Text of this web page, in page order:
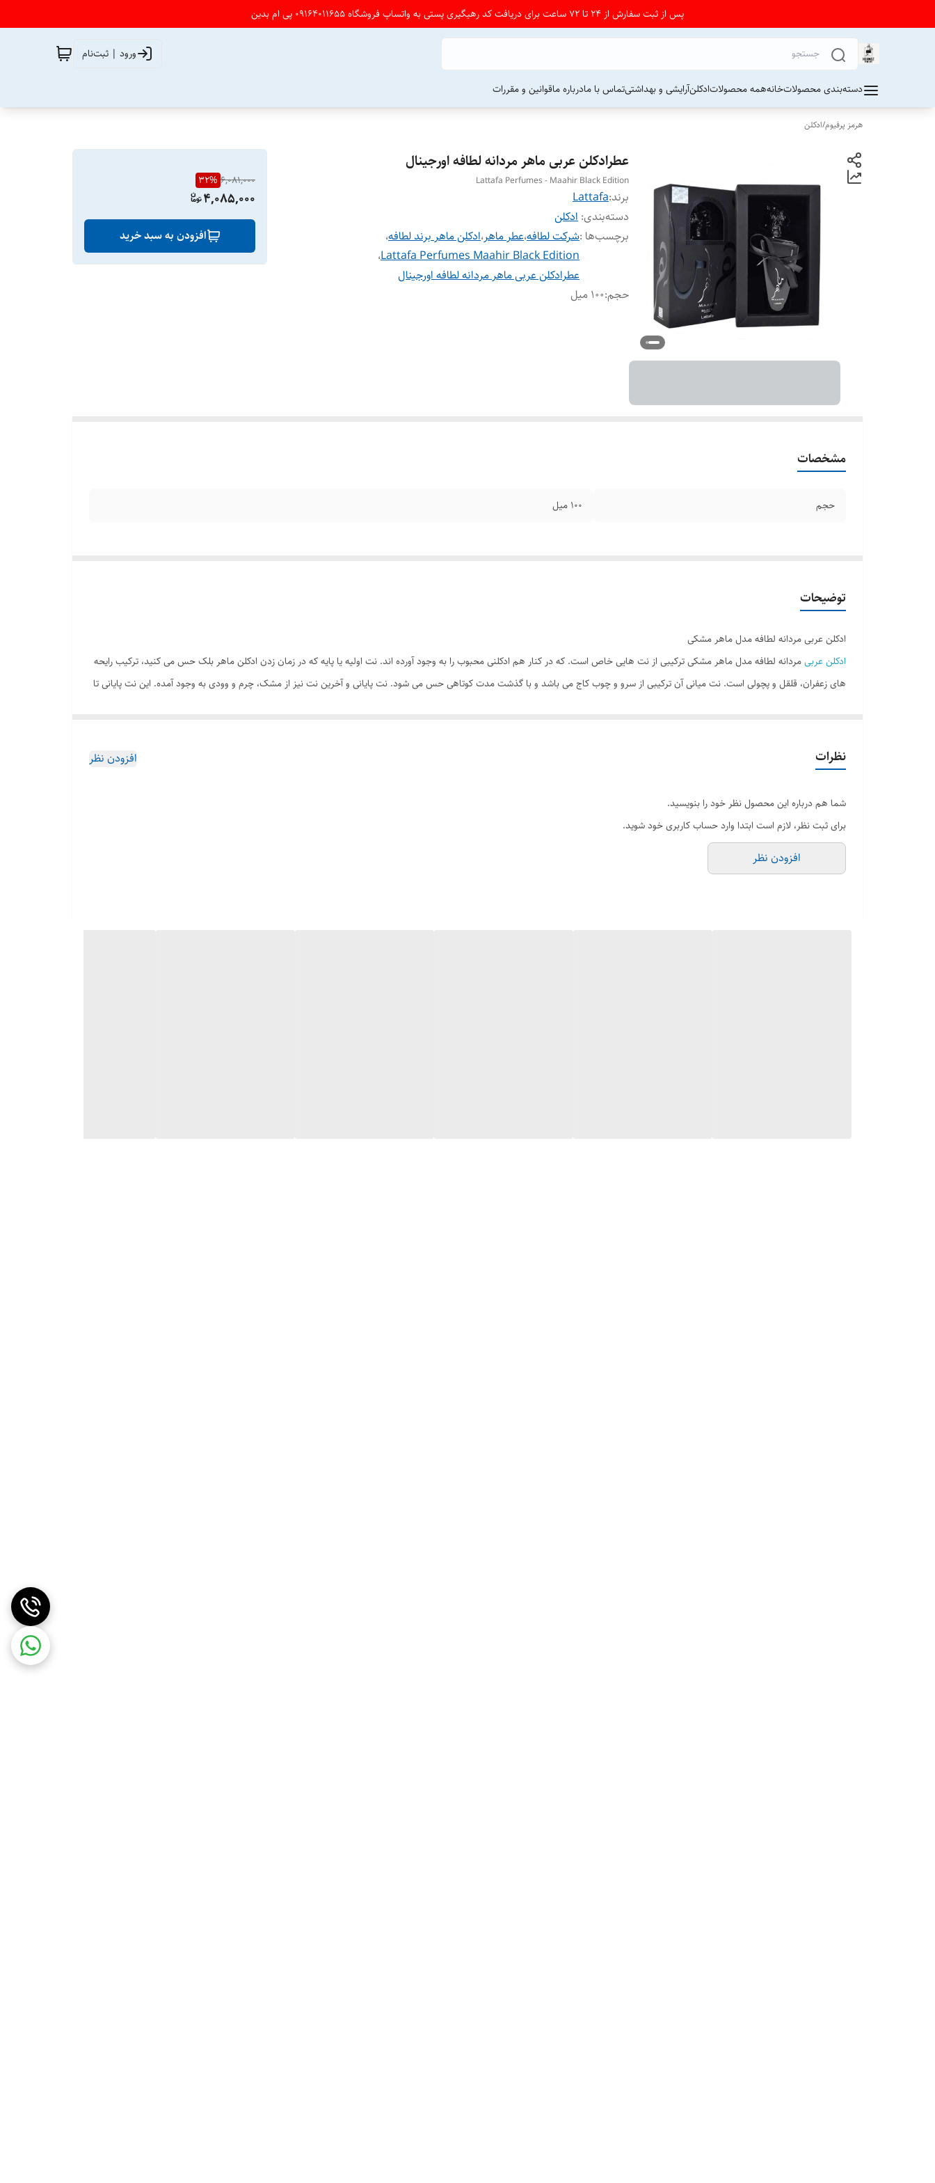
پس از ثبت سفارش از 24 تا 72 ساعت برای دریافت کد رهیگیری پستی به واتساپ فروشگاه 09164011655 پی ام بدین
ورود | ثبت‌نام
دسته‌بندی محصولاتخانههمه محصولاتادکلنآرایشی و بهداشتیتماس با مادرباره ماقوانین و مقررات
هرمز پرفیوم/ادکلن
عطرادکلن عربی ماهر مردانه لطافه اورجینال
Lattafa Perfumes - Maahir Black Edition
برند:Lattafa
دسته‌بندی: ادکلن
برچسب‌ها :شرکت لطافه،عطر ماهر،ادکلن ماهر برند لطافه،
Lattafa Perfumes Maahir Black Edition،
عطرادکلن عربی ماهر مردانه لطافه اورجینال
حجم:100 میل
6,081,000
32%
4,085,000
افزودن به سبد خرید
مشخصات
حجم 100 میل
توضیحات
ادکلن عربی مردانه لطافه مدل ماهر مشکی
ادکلن عربیمردانه لطافه مدل ماهر مشکی ترکیبی از نت هایی خاص است. که در کنار هم ادکلنی محبوب را به وجود آورده اند. نت اولیه یا پایه که در زمان زدن ادکلن ماهر بلک حس می کنید، ترکیب رایحه
های زعفران، قلقل و پچولی است. نت میانی آن ترکیبی از سرو و چوب کاج می باشد و با گذشت مدت کوتاهی حس می شود. نت پایانی و آخرین نت نیز از مشک، چرم و وودی به وجود آمده. این نت پایانی تا
ادکلن ماهر مردانه مشکی ادکلنی گرم و تلخ است که پراکندگی و موندگاری بمبی را دارد. ادکلن ماهر بلک لطافه ادکلنی فوق العاده خاص ، شیک و مناسب برای جلسات و مهمانی های خاص ، ادکلن ماهر یکی
از بهترین ادکلن های عربی شرکت لطافه می باشد . ماندگاری فوق العاده بالا ، پخش بوی قوی و دارای خط بویی است که هر کسی را مجذوب خود می کند .
نوع رایحه : خنک ، تلخ ، گرم و کمی شیرین
ساختار رایحه : گلی ، گیاهان معطر ، چرم ، چوبی
نظرات افزودن نظر
شما هم درباره این محصول نظر خود را بنویسید.
برای ثبت نظر، لازم است ابتدا وارد حساب کاربری خود شوید.
افزودن نظر